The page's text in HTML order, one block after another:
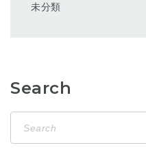
未分類
Search